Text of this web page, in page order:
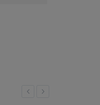
Previous
Next